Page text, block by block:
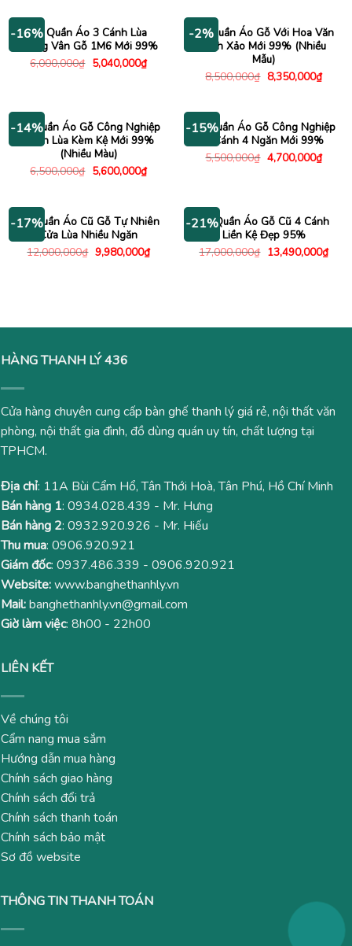
4,750,000₫.
-16%Tủ Quần Áo 3 Cánh Lùa
Trắng Vân Gỗ 1M6 Mới 99%
6,000,000₫ Giá
gốc
5,040,000₫Giá
hiện
-2%
Tủ Quần Áo Gỗ Với Hoa Văn
Tinh Xảo Mới 99% (Nhiều
Mẫu)
8,500,000₫ Giá
gốc
8,350,000₫Giá
hiện
-14%
Tủ Quần Áo Gỗ Công Nghiệp
Cánh Lùa Kèm Kệ Mới 99%
(Nhiều Màu)
6,500,000₫ Giá
gốc
5,600,000₫Giá
hiện
5,600,000₫.
-15%
Tủ Quần Áo Gỗ Công Nghiệp
4 Cánh 4 Ngăn Mới 99%
5,500,000₫ Giá
gốc
4,700,000₫Giá
hiện
-17%
Tủ Quần Áo Cũ Gỗ Tự Nhiên
Cửa Lùa Nhiều Ngăn
12,000,000₫ Giá
gốc
9,980,000₫Giá
hiện
-21%
Tủ Quần Áo Gỗ Cũ 4 Cánh
Liền Kệ Đẹp 95%
17,000,000₫ Giá
gốc
13,490,000₫Giá
hiện
HÀNG THANH LÝ 436
Cửa hàng chuyên cung cấp bàn ghế thanh lý giá rẻ, nội thất văn
phòng, nội thất gia đình, đồ dùng quán uy tín, chất lượng tại
TPHCM.
Địa chỉ: 11A Bùi Cẩm Hổ, Tân Thới Hoà, Tân Phú, Hồ Chí Minh
Bán hàng 1: 0934.028.439 - Mr. Hưng
Bán hàng 2: 0932.920.926 - Mr. Hiếu
Thu mua: 0906.920.921
Giám đốc: 0937.486.339 - 0906.920.921
Website:www.banghethanhly.vn
Mail:banghethanhly.vn@gmail.com
Giờ làm việc: 8h00 - 22h00
LIÊN KẾT
Về chúng tôi
Cẩm nang mua sắm
Hướng dẫn mua hàng
Chính sách giao hàng
Chính sách đổi trả
Chính sách thanh toán
Chính sách bảo mật
Sơ đồ website
THÔNG TIN THANH TOÁN